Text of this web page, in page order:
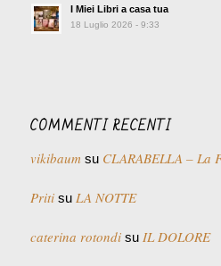
I Miei Libri a casa tua
18 Luglio 2026 - 9:33
COMMENTI RECENTI
vikibaumsu CLARABELLA – La
Pritisu LA NOTTE
caterina rotondisu IL DOLORE